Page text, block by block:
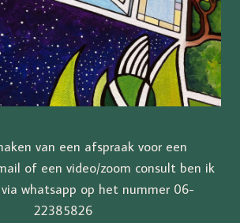
van een afspraak voor een
of een video/zoom consult ben ik
whatsapp op het nummer 06-
22385826